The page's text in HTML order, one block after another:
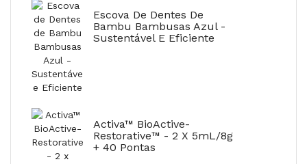
Escova De Dentes De
Bambu Bambusas Azul -
Sustentável E Eficiente
Activa™ BioActive-
Restorative™ - 2 X 5mL/8g
+ 40 Pontas